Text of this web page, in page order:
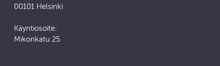
00101 Helsinki
Käyntiosoite:
Mikonkatu 25